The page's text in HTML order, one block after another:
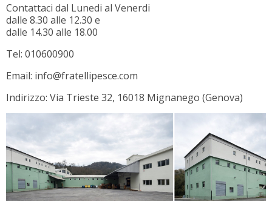
Contattaci dal Lunedi al Venerdi
dalle 8.30 alle 12.30 e
dalle 14.30 alle 18.00
Tel: 010600900
Email: info@fratellipesce.com
Indirizzo: Via Trieste 32, 16018 Mignanego (Genova)